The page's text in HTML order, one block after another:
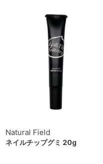
Natural Field
ネイルチップグミ 20g